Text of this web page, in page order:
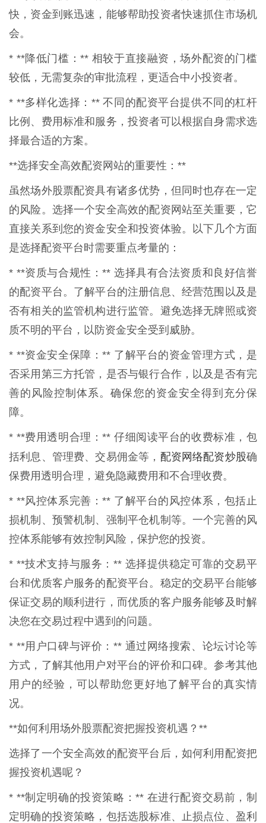
快，资金到账迅速，能够帮助投资者快速抓住市场机
会。
* **降低门槛：** 相较于直接融资，场外配资的门槛
较低，无需复杂的审批流程，更适合中小投资者。
* **多样化选择：** 不同的配资平台提供不同的杠杆
比例、费用标准和服务，投资者可以根据自身需求选
择最合适的方案。
**选择安全高效配资网站的重要性：**
虽然场外股票配资具有诸多优势，但同时也存在一定
的风险。选择一个安全高效的配资网站至关重要，它
直接关系到您的资金安全和投资体验。以下几个方面
是选择配资平台时需要重点考量的：
* **资质与合规性：** 选择具有合法资质和良好信誉
的配资平台。了解平台的注册信息、经营范围以及是
否有相关的监管机构进行监管。避免选择无牌照或资
质不明的平台，以防资金安全受到威胁。
* **资金安全保障：** 了解平台的资金管理方式，是
否采用第三方托管，是否与银行合作，以及是否有完
善的风险控制体系。确保您的资金安全得到充分保
障。
* **费用透明合理：** 仔细阅读平台的收费标准，包
括利息、管理费、交易佣金等， 配资网络配资炒股确
保费用透明合理，避免隐藏费用和不合理收费。
* **风控体系完善：** 了解平台的风控体系，包括止
损机制、预警机制、强制平仓机制等。一个完善的风
控体系能够有效控制风险，保护您的投资。
* **技术支持与服务：** 选择提供稳定可靠的交易平
台和优质客户服务的配资平台。稳定的交易平台能够
保证交易的顺利进行，而优质的客户服务能够及时解
决您在交易过程中遇到的问题。
* **用户口碑与评价：** 通过网络搜索、论坛讨论等
方式，了解其他用户对平台的评价和口碑。参考其他
用户的经验，可以帮助您更好地了解平台的真实情
况。
**如何利用场外股票配资把握投资机遇？**
选择了一个安全高效的配资平台后，如何利用配资把
握投资机遇呢？
* **制定明确的投资策略：** 在进行配资交易前，制
定明确的投资策略，包括选股标准、止损点位、盈利